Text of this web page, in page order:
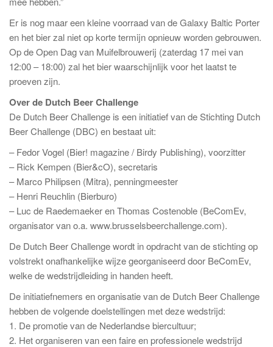
Er is nog maar een kleine voorraad van de Galaxy Baltic Porter
en het bier zal niet op korte termijn opnieuw worden gebrouwen.
Op de Open Dag van Muifelbrouwerij (zaterdag 17 mei van
12:00 – 18:00) zal het bier waarschijnlijk voor het laatst te
proeven zijn.
Over de Dutch Beer Challenge
De Dutch Beer Challenge is een initiatief van de Stichting Dutch
Beer Challenge (DBC) en bestaat uit:
– Fedor Vogel (Bier! magazine / Birdy Publishing), voorzitter
– Rick Kempen (Bier&cO), secretaris
– Marco Philipsen (Mitra), penningmeester
– Henri Reuchlin (Bierburo)
– Luc de Raedemaeker en Thomas Costenoble (BeComEv,
organisator van o.a. www.brusselsbeerchallenge.com).
De Dutch Beer Challenge wordt in opdracht van de stichting op
volstrekt onafhankelijke wijze georganiseerd door BeComEv,
welke de wedstrijdleiding in handen heeft.
De initiatiefnemers en organisatie van de Dutch Beer Challenge
hebben de volgende doelstellingen met deze wedstrijd:
1. De promotie van de Nederlandse biercultuur;
2. Het organiseren van een faire en professionele wedstrijd